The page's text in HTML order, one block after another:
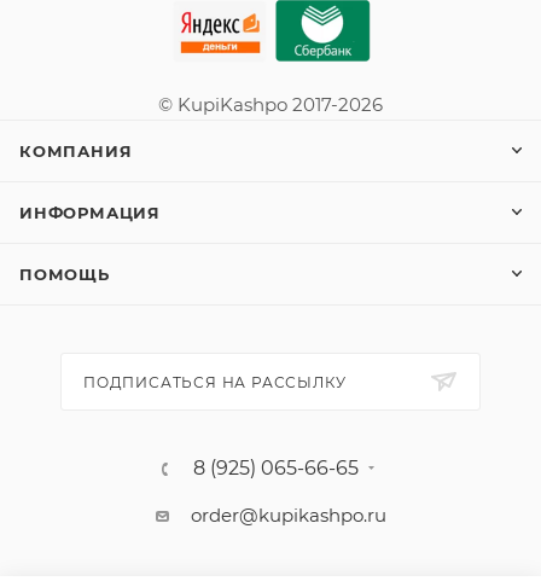
© KupiKashpo 2017-2026
КОМПАНИЯ
ИНФОРМАЦИЯ
ПОМОЩЬ
ПОДПИСАТЬСЯ НА РАССЫЛКУ
8 (925) 065-66-65
order@kupikashpo.ru